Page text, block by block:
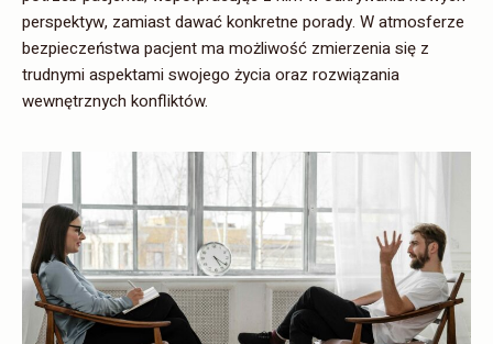
perspektyw, zamiast dawać konkretne porady. W atmosferze
bezpieczeństwa pacjent ma możliwość zmierzenia się z
trudnymi aspektami swojego życia oraz rozwiązania
wewnętrznych konfliktów.